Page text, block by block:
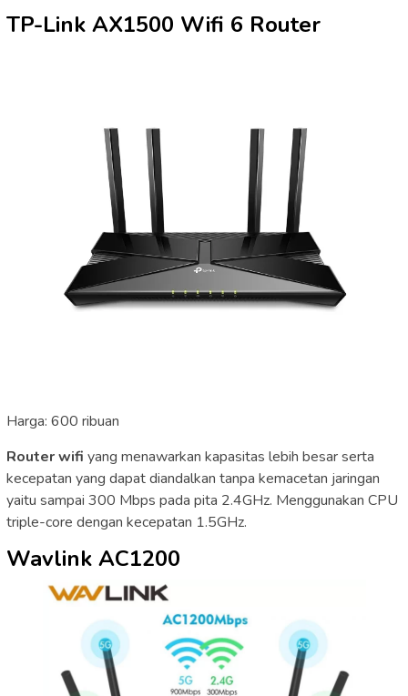
TP-Link AX1500 Wifi 6 Router
Harga: 600 ribuan
Router wifi yang menawarkan kapasitas lebih besar serta
kecepatan yang dapat diandalkan tanpa kemacetan jaringan
yaitu sampai 300 Mbps pada pita 2.4GHz. Menggunakan CPU
triple-core dengan kecepatan 1.5GHz.
Wavlink AC1200